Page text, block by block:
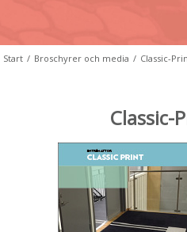
Start / Broschyrer och media / Classic-
Classic-